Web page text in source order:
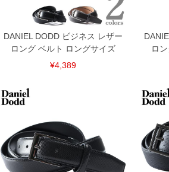
※当店での掲載商品は、実店鋪と在庫を共用しており
舗からのお取り寄せ等により、お客様にご迷惑をお
す。そのようなことがない様最大限に努めておりま
連絡させて頂きますので予めご了承ください。
ITEM INTRODUCTION
DANIEL DODD ビジネス レザー
ロング ベルト ロングサイズ
¥4,389
ロ